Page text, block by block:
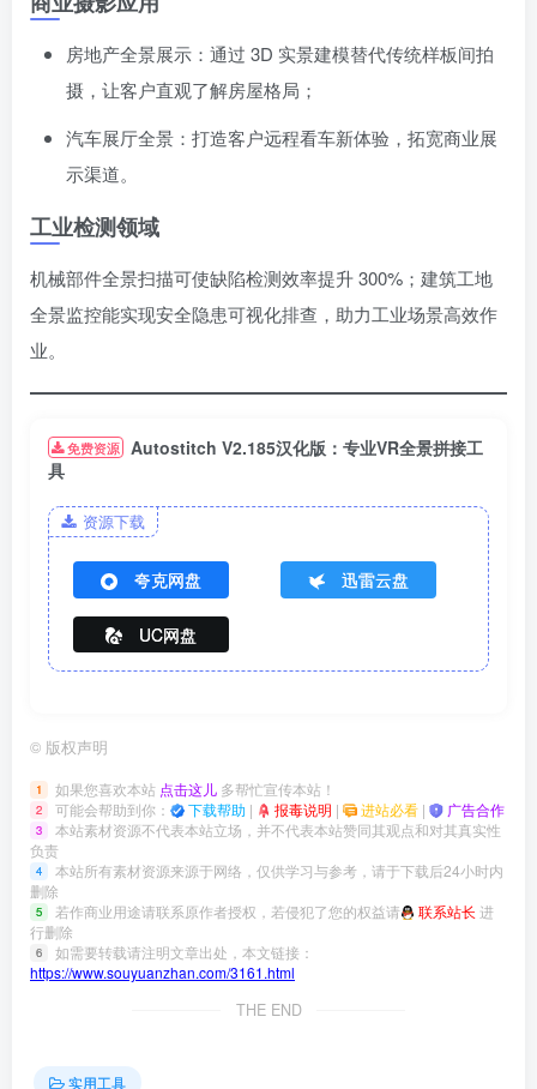
房地产全景展示：通过 3D 实景建模替代传统样板间拍
摄，让客户直观了解房屋格局；
汽车展厅全景：打造客户远程看车新体验，拓宽商业展
示渠道。
工业检测领域
机械部件全景扫描可使缺陷检测效率提升 300%；建筑工地
全景监控能实现安全隐患可视化排查，助力工业场景高效作
业。
免费资源 Autostitch V2.185汉化版：专业VR全景拼接工
具
资源下载
夸克网盘 迅雷云盘
UC网盘
© 版权声明
1 如果您喜欢本站 点击这儿 多帮忙宣传本站！
2 可能会帮助到你： 下载帮助 | 报毒说明 | 进站必看 | 广告合作
3
本站素材资源不代表本站立场，并不代表本站赞同其观点和对其真实性
负责
4
本站所有素材资源来源于网络，仅供学习与参考，请于下载后24小时内
删除
5 若作商业用途请联系原作者授权，若侵犯了您的权益请 联系站长 进
行删除
6
如需要转载请注明文章出处，本文链接：
https://www.souyuanzhan.com/3161.html
THE END
实用工具